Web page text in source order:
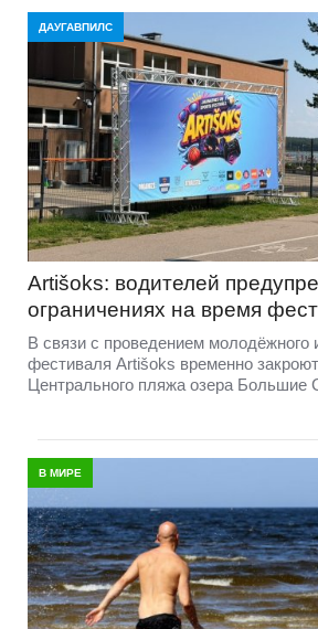
ДАУГАВПИЛС
Artišoks: водителей
ограничениях на время
В связи с проведением молодёжного
фестиваля Artišoks временно
Центрального пляжа озера Большие
В МИРЕ